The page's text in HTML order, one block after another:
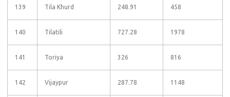
139 Tila Khurd 248.91 458
140 Tilatili 727.28 1978
141 Toriya 326 816
142 Vijaypur 287.78 1148